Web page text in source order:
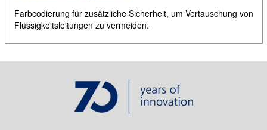
Farbcodierung für zusätzliche Sicherheit, um Vertauschung von
Flüssigkeitsleitungen zu vermeiden.